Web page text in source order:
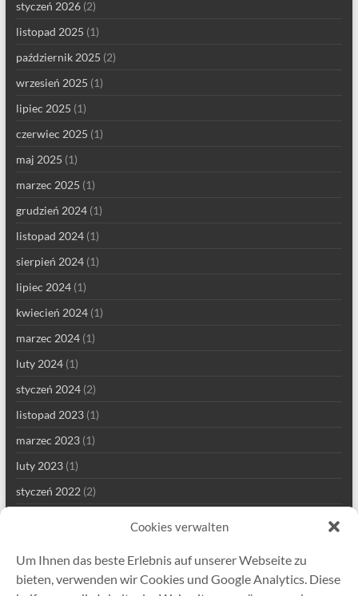
Cookies verwalten
Um Ihnen das beste Erlebnis auf unserer Webseite zu
bieten, verwenden wir Cookies und Google Analytics. Diese
styczeń 2026(2)
listopad 2025 (1)
październik 2025 (2)
wrzesień 2025 (1)
lipiec 2025 (1)
czerwiec 2025 (1)
maj 2025 (1)
marzec 2025 (1)
grudzień 2024(1)
listopad 2024(1)
sierpień 2024(1)
lipiec 2024(1)
kwiecień 2024(1)
marzec 2024(1)
luty 2024(1)
styczeń 2024(2)
listopad 2023(1)
marzec 2023(1)
luty 2023(1)
styczeń 2022(2)
sierpień 2021(4)